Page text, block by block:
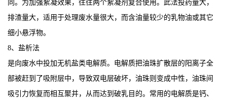
同。为加强絮凝效果，往往两个絮凝剂复合使用。此法投药量大，
排渣量大，适用于处理废水量很大，而含油量较少的乳物油或其它
细小悬浮物。
8、盐析法
是向废水中投加无机盐类电解质。电解质把油珠扩散层的阳离子全
部被赶到了吸附层中，导致双电层破坏，油珠则变成中性，油珠间
吸引力恢复而相互聚并，从而达到破乳目的。常用的电解质是钙、